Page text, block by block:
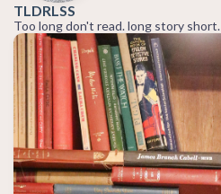
TLDRLSS
Too long don't read. long story short.